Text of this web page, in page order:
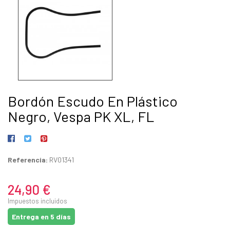
Bordón Escudo En Plástico
Negro, Vespa PK XL, FL
Referencia: RV01341
24,90 €
Impuestos incluidos
Entrega en 5 días